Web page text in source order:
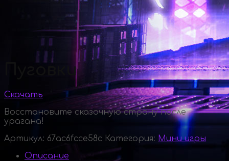
Пуговки
Скачать
Восстановите сказочную страну после
урагана!
Артикул: 67ac6fcce58c Категория: Мини игры
Описание